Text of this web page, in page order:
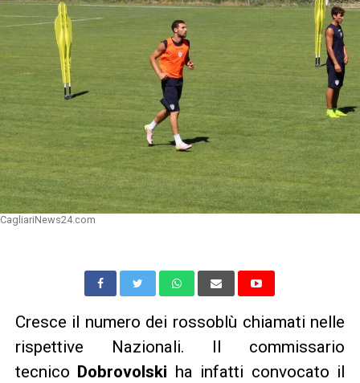
CagliariNews24.com
Cresce il numero dei rossoblù chiamati nelle
rispettive Nazionali. Il commissario
tecnico Dobrovolski ha infatti convocato il